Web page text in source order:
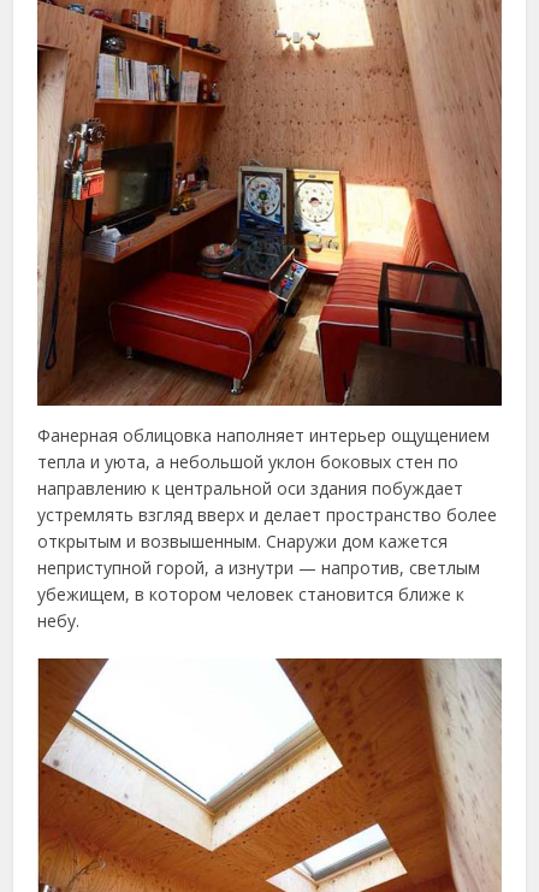
Фанерная облицовка наполняет интерьер ощущением
тепла и уюта, а небольшой уклон боковых стен по
направлению к центральной оси здания побуждает
устремлять взгляд вверх и делает пространство более
открытым и возвышенным. Снаружи дом кажется
неприступной горой, а изнутри — напротив, светлым
убежищем, в котором человек становится ближе к
небу.